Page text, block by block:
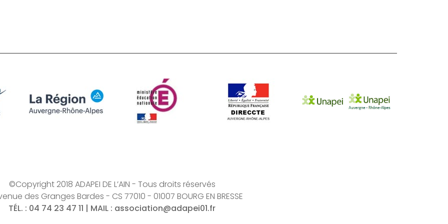
©Copyright 2018 ADAPEI DE L’AIN - Tous droits réservés
des Granges Bardes - CS 77010 - 01007 BOURG EN BRESSE
TÉL. : 04 74 23 47 11 | MAIL : association@adapei01.fr